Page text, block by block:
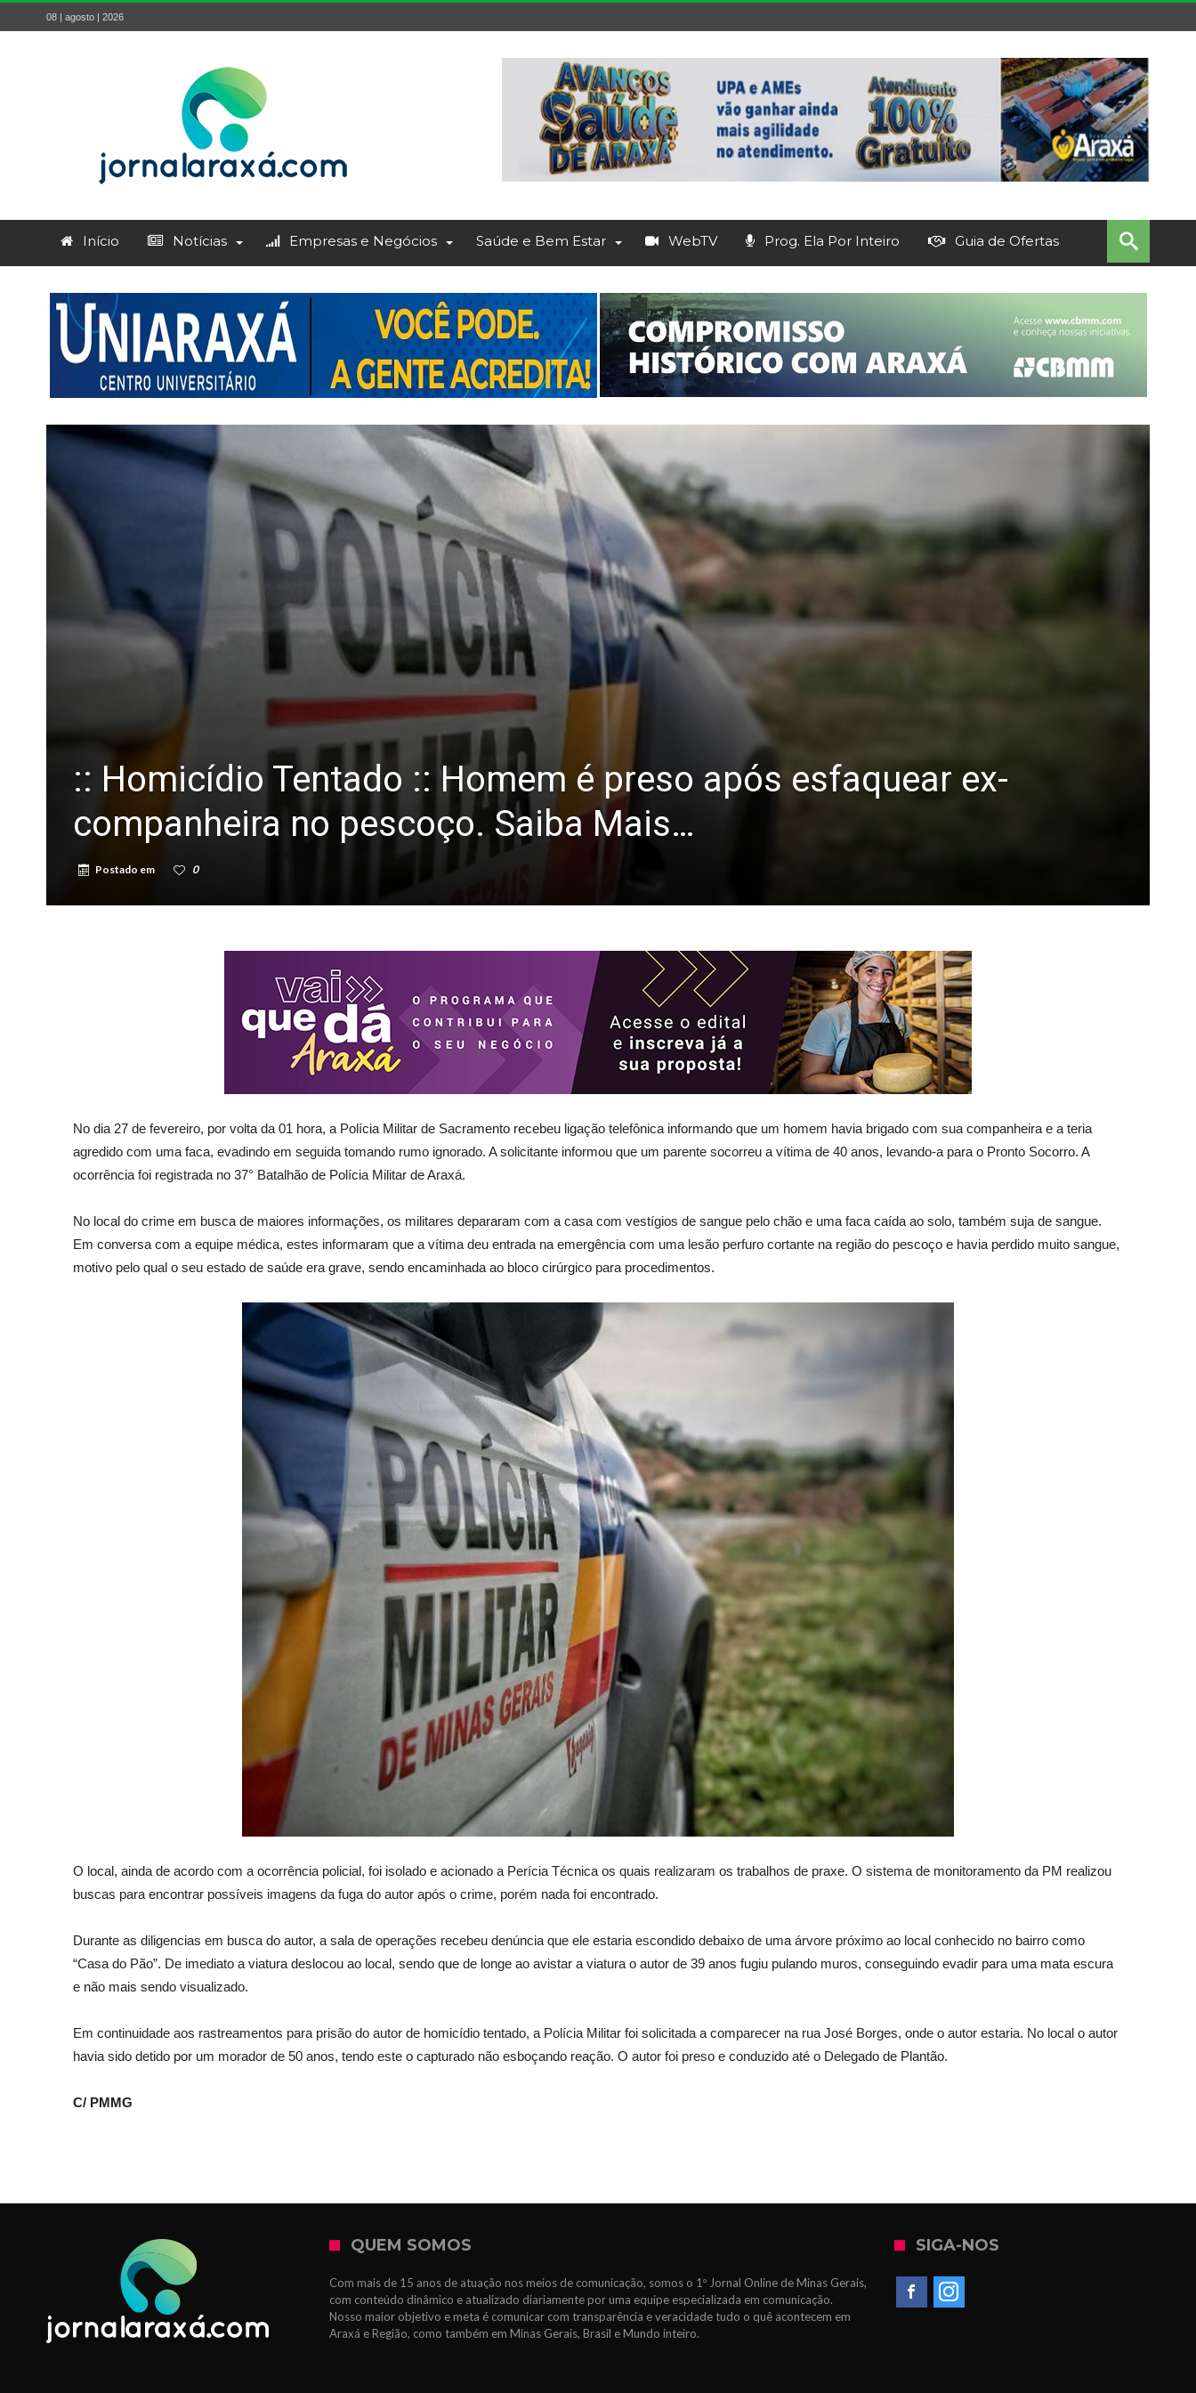
08 | agosto | 2026
Início Notícias Empresas e Negócios Saúde e Bem Estar WebTV Prog. Ela Por Inteiro Guia de Ofertas
:: Homicídio Tentado :: Homem é preso após esfaquear ex-
companheira no pescoço. Saiba Mais…
Postado em 0
No dia 27 de fevereiro, por volta da 01 hora, a Polícia Militar de Sacramento recebeu ligação telefônica informando que um homem havia brigado com sua companheira e a teria
agredido com uma faca, evadindo em seguida tomando rumo ignorado. A solicitante informou que um parente socorreu a vítima de 40 anos, levando-a para o Pronto Socorro. A
ocorrência foi registrada no 37° Batalhão de Polícia Militar de Araxá.
No local do crime em busca de maiores informações, os militares depararam com a casa com vestígios de sangue pelo chão e uma faca caída ao solo, também suja de sangue.
Em conversa com a equipe médica, estes informaram que a vítima deu entrada na emergência com uma lesão perfuro cortante na região do pescoço e havia perdido muito sangue,
motivo pelo qual o seu estado de saúde era grave, sendo encaminhada ao bloco cirúrgico para procedimentos.
O local, ainda de acordo com a ocorrência policial, foi isolado e acionado a Perícia Técnica os quais realizaram os trabalhos de praxe. O sistema de monitoramento da PM realizou
buscas para encontrar possíveis imagens da fuga do autor após o crime, porém nada foi encontrado.
Durante as diligencias em busca do autor, a sala de operações recebeu denúncia que ele estaria escondido debaixo de uma árvore próximo ao local conhecido no bairro como
“Casa do Pão”. De imediato a viatura deslocou ao local, sendo que de longe ao avistar a viatura o autor de 39 anos fugiu pulando muros, conseguindo evadir para uma mata escura
e não mais sendo visualizado.
Em continuidade aos rastreamentos para prisão do autor de homicídio tentado, a Polícia Militar foi solicitada a comparecer na rua José Borges, onde o autor estaria. No local o autor
havia sido detido por um morador de 50 anos, tendo este o capturado não esboçando reação. O autor foi preso e conduzido até o Delegado de Plantão.
C/ PMMG
QUEM SOMOS
Com mais de 15 anos de atuação nos meios de comunicação, somos o 1º Jornal Online de Minas Gerais,
com conteúdo dinâmico e atualizado diariamente por uma equipe especializada em comunicação.
Nosso maior objetivo e meta é comunicar com transparência e veracidade tudo o quê acontecem em
Araxá e Região, como também em Minas Gerais, Brasil e Mundo inteiro.
SIGA-NOS